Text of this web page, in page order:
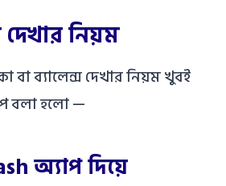
নিয়ম
বা ব্যালেন্স দেখার নিয়ম খুবই
বলা হলো —
অ্যাপ দিয়ে